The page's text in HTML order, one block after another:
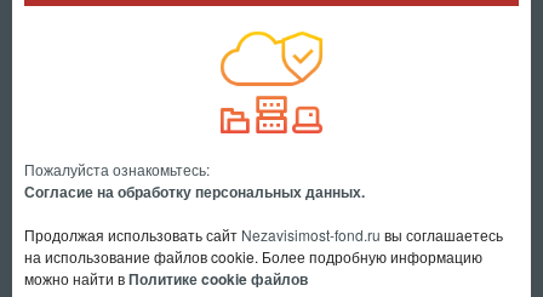
Пожалуйста ознакомьтесь:
Согласие на обработку персональных данных.
Продолжая использовать сайт Nezavisimost-fond.ru вы соглашаетесь
на использование файлов cookie. Более подробную информацию
можно найти вПолитике cookie файлов